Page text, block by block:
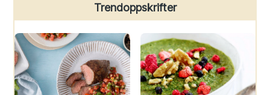
Trendoppskrifter